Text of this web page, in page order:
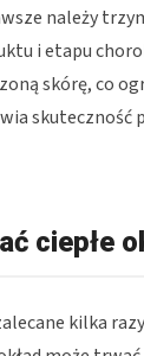
należy
i etapu
skórę, co
ciepłe
kilka